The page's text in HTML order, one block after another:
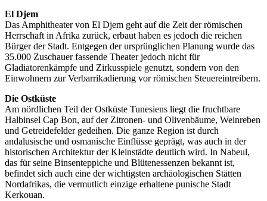
El Djem
Das Amphitheater von El Djem geht auf die Zeit der römischen
Herrschaft in Afrika zurück, erbaut haben es jedoch die reichen
Bürger der Stadt. Entgegen der ursprünglichen Planung wurde das
35.000 Zuschauer fassende Theater jedoch nicht für
Gladiatorenkämpfe und Zirkusspiele genutzt, sondern von den
Einwohnern zur Verbarrikadierung vor römischen Steuereintreibern.
Die Ostküste
Am nördlichen Teil der Ostküste Tunesiens liegt die fruchtbare
Halbinsel Cap Bon, auf der Zitronen- und Olivenbäume, Weinreben
und Getreidefelder gedeihen. Die ganze Region ist durch
andalusische und osmanische Einflüsse geprägt, was auch in der
historischen Architektur der Kleinstädte deutlich wird. In Nabeul,
das für seine Binsenteppiche und Blütenessenzen bekannt ist,
befindet sich auch eine der wichtigsten archäologischen Stätten
Nordafrikas, die vermutlich einzige erhaltene punische Stadt
Kerkouan.